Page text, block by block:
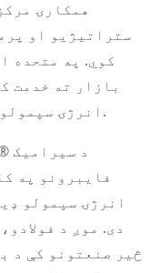
همکارۍ
ستراتیژیو او
کوي. په متحده
بازار ته خدمت
انرژۍ سپمولو حلونو چمتو کولو ته وقف شوی یو.
فایبرونو په
انرژۍ سپمولو
دی. موږ د
څیر صنعتونو کې د